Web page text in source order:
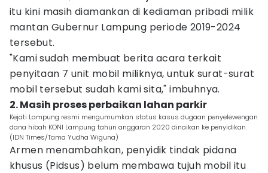
itu kini masih diamankan di kediaman pribadi milik
mantan Gubernur Lampung periode 2019-2024
tersebut.
"Kami sudah membuat berita acara terkait
penyitaan 7 unit mobil miliknya, untuk surat-surat
mobil tersebut sudah kami sita," imbuhnya.
2. Masih proses perbaikan lahan parkir
Kejati Lampung resmi mengumumkan status kasus dugaan penyelewengan
dana hibah KONI Lampung tahun anggaran 2020 dinaikan ke penyidikan.
(IDN Times/Tama Yudha Wiguna)
Armen menambahkan, penyidik tindak pidana
khusus (Pidsus) belum membawa tujuh mobil itu